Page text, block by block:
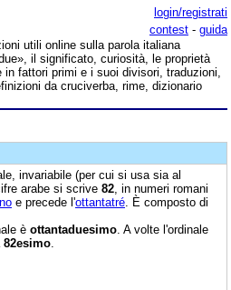
login/registrati
contest - guida
utili online sulla parola italiana
il significato, curiosità, le proprietà
fattori primi e i suoi divisori, traduzioni,
da cruciverba, rime, dizionario
invariabile (per cui si usa sia al
arabe si scrive 82 , in numeri romani
e precede l'ottantatré . È composto di
è ottantaduesimo . A volte l'ordinale
82esimo